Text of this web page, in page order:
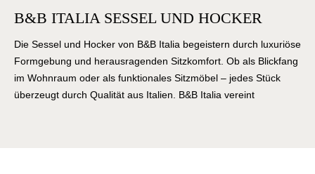
B&B ITALIA SESSEL UND HOCKER
Die Sessel und Hocker von B&B Italia begeistern durch luxuriöse
Formgebung und herausragenden Sitzkomfort. Ob als Blickfang
im Wohnraum oder als funktionales Sitzmöbel – jedes Stück
überzeugt durch Qualität aus Italien. B&B Italia vereint